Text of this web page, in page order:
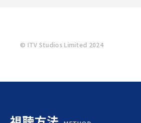
© ITV Studios Limited 2024